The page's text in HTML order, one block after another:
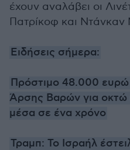
έχουν αναλάβει οι
Πατρίκοφ και Ντάνκαν
Ειδήσεις σήμερα:
Πρόστιμο 48.000
Άρσης Βαρών για οκτώ
μέσα σε ένα χρόνο
Τραμπ: Το Ισραήλ